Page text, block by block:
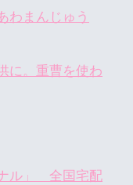
わまんじゅう
に。重曹を使わ
ル」 全国宅配